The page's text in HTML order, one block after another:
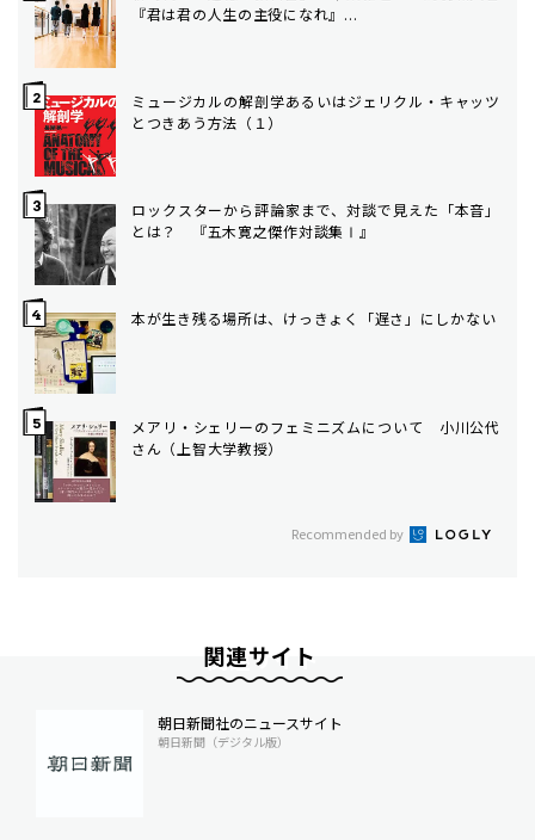
『君は君の人生の主役になれ』...
ミュージカルの解剖学――あるいはジェリクル・キャッツ
とつきあう方法（１）
ロックスターから評論家まで、対談で見えた「本音」
とは？ 『五木寛之傑作対談集Ⅰ』
本が生き残る場所は、けっきょく「遅さ」にしかない
メアリ・シェリーのフェミニズムについて 小川公代
さん（上智大学教授）
Recommended by
関連サイト
朝日新聞社のニュースサイト
朝日新聞（デジタル版）